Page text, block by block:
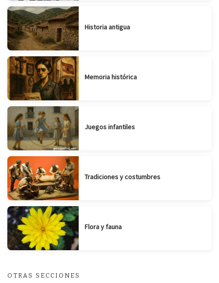
Historia antigua
Memoria histórica
Juegos infantiles
Tradiciones y costumbres
Flora y fauna
OTRAS SECCIONES